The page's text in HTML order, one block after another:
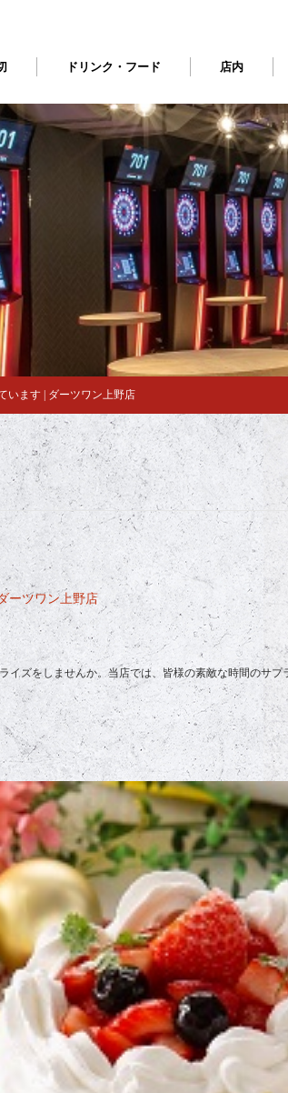
ドリンク・フード 店内
います | ダーツワン上野店
ーツワン上野店
ズをしませんか。当店では、皆様の素敵な時間のサプ